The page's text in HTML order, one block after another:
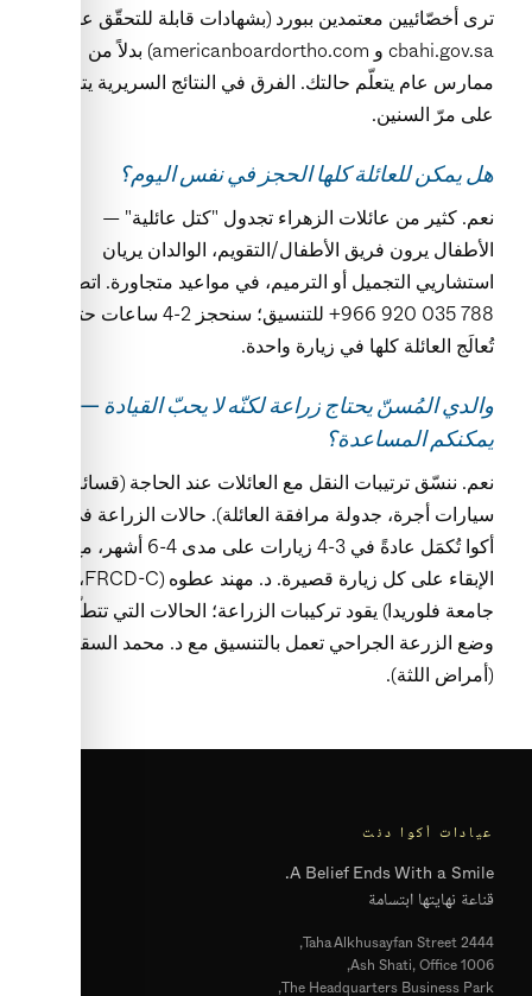
ترى أخصّائيين معتمدين ببورد (بشهادات قابلة للتحقّق على
cbahi.gov.sa و americanboardortho.com) بدلاً من
ممارس عام يتعلّم حالتك. الفرق في النتائج السريرية يتراكم
على مرّ السنين.
هل يمكن للعائلة كلها الحجز في نفس اليوم؟
نعم. كثير من عائلات الزهراء تجدول "كتل عائلية" —
الأطفال يرون فريق الأطفال/التقويم، الوالدان يريان
استشاريي التجميل أو الترميم، في مواعيد متجاورة. اتصل
‪+966 920 035 788‬ للتنسيق؛ سنحجز 2-4 ساعات حتى
تُعالَج العائلة كلها في زيارة واحدة.
والدي المُسنّ يحتاج زراعة لكنّه لا يحبّ القيادة — هل
يمكنكم المساعدة؟
نعم. ننسّق ترتيبات النقل مع العائلات عند الحاجة (قسائم
سيارات أجرة، جدولة مرافقة العائلة). حالات الزراعة في
أكوا تُكمَل عادةً في 3-4 زيارات على مدى 4-6 أشهر، مع
الإبقاء على كل زيارة قصيرة. د. مهند عطوه (FRCD-C،
جامعة فلوريدا) يقود تركيبات الزراعة؛ الحالات التي تتطلّب
وضع الزرعة الجراحي تعمل بالتنسيق مع د. محمد السقاف
(أمراض اللثة).
عيادات أكوا دنت
A Belief Ends With a Smile.
قناعة نهايتها ابتسامة
2444 Taha Alkhusayfan Street,
Ash Shati, Office 1006,
The Headquarters Business Park,